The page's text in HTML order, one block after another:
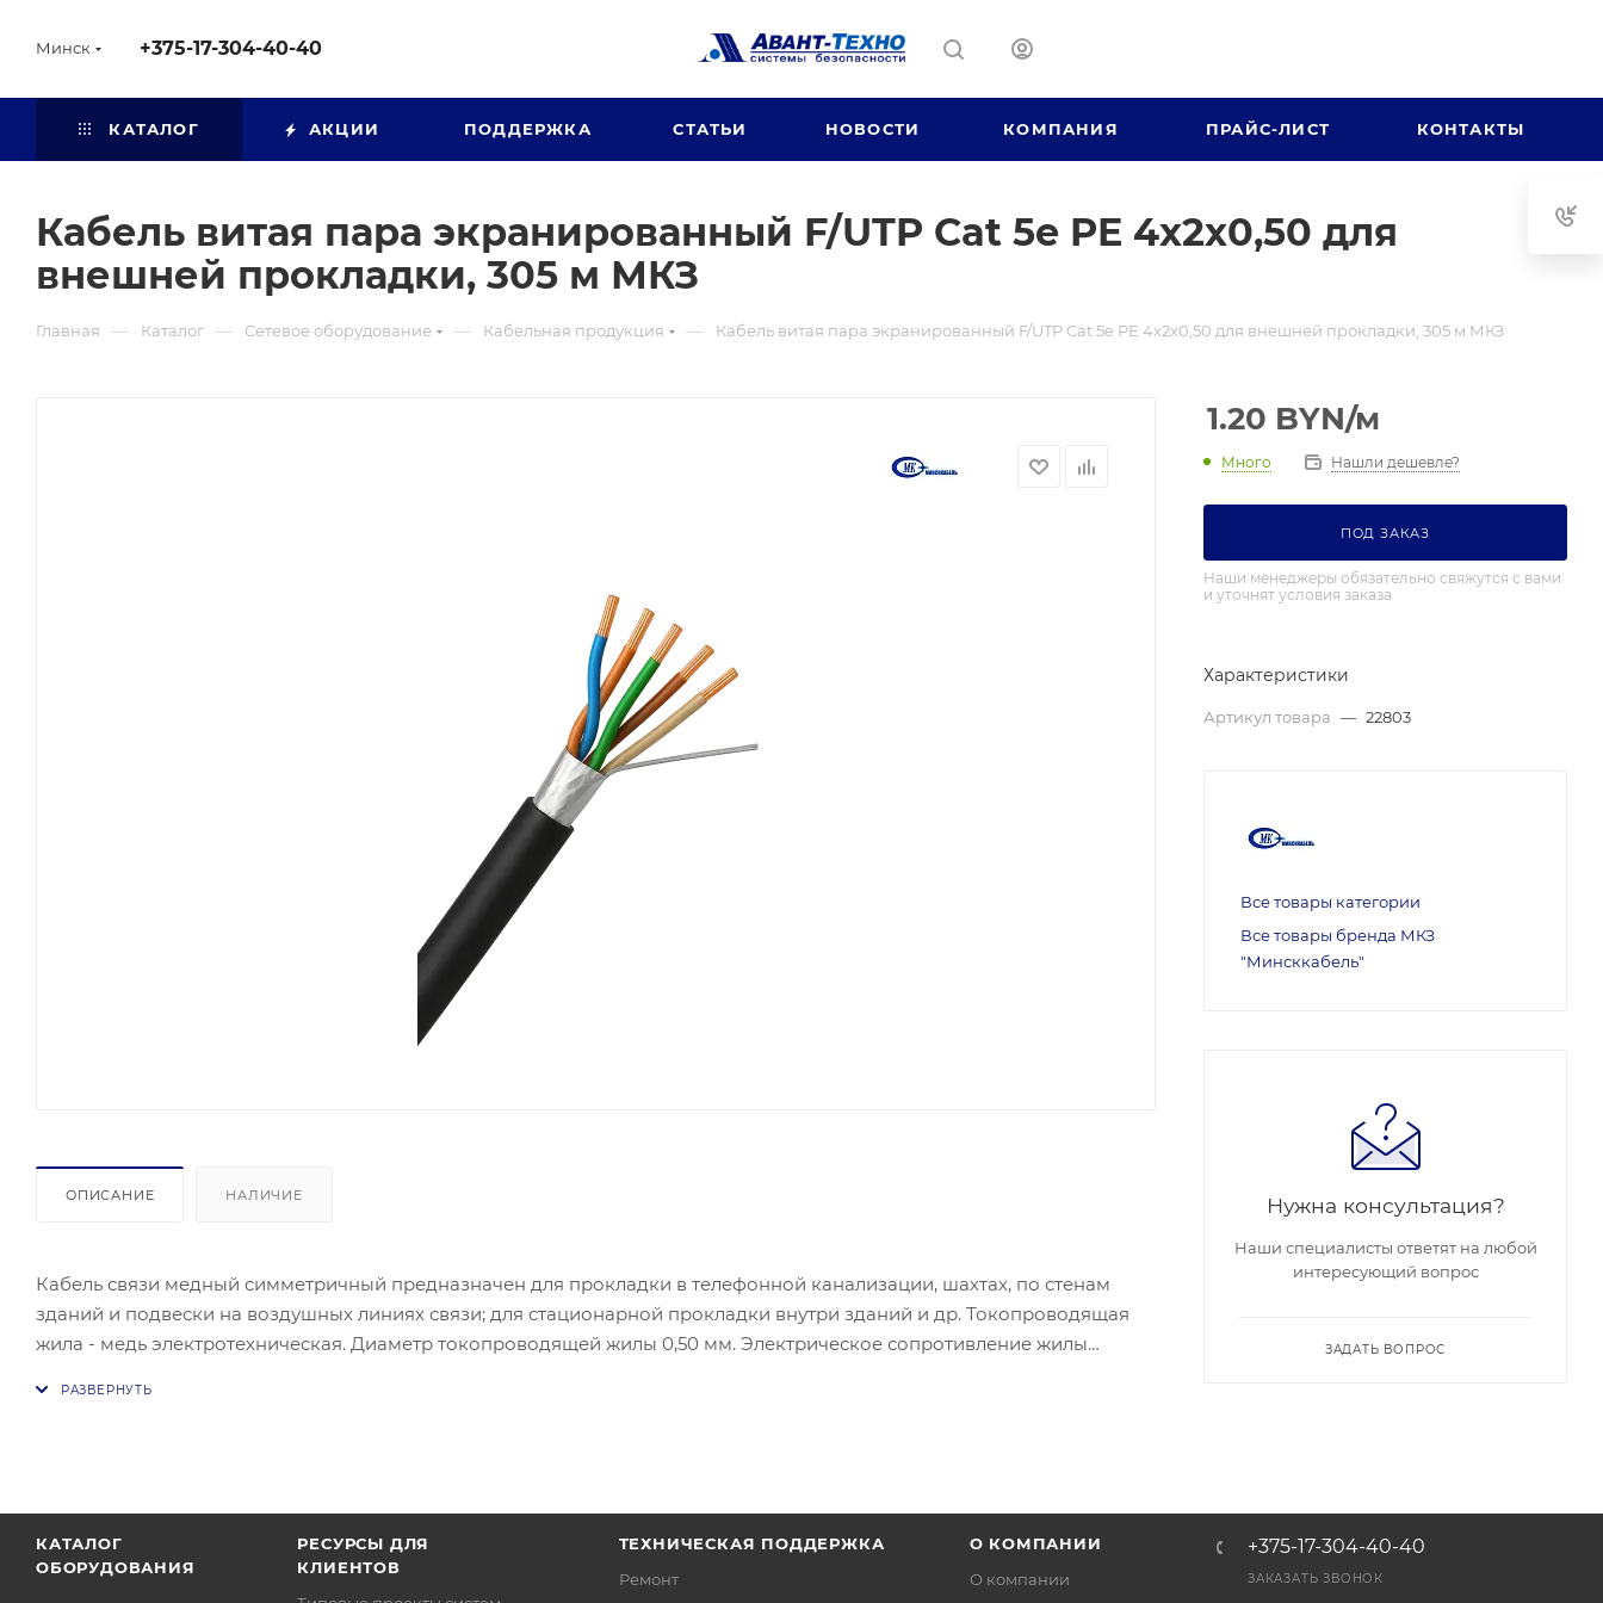
Минск +375-17-304-40-40
КАТАЛОГ АКЦИИ ПОДДЕРЖКА СТАТЬИ НОВОСТИ КОМПАНИЯ ПРАЙС-ЛИСТ КОНТАКТЫ
Кабель витая пара экранированный F/UTP Cat 5e PE 4х2х0,50 для
внешней прокладки, 305 м МКЗ
Главная — Каталог — Сетевое оборудование — Кабельная продукция — Кабель витая пара экранированный F/UTP Cat 5e PE 4х2х0,50 для внешней прокладки, 305 м МКЗ
ОПИСАНИЕ НАЛИЧИЕ
Кабель связи медный симметричный предназначен для прокладки в телефонной канализации, шахтах, по стенам
зданий и подвески на воздушных линиях связи; для стационарной прокладки внутри зданий и др. Токопроводящая
жила - медь электротехническая. Диаметр токопроводящей жилы 0,50 мм. Электрическое сопротивление жилы
1.20 BYN/м
Много Нашли дешевле?
ПОД ЗАКАЗ
Наши менеджеры обязательно свяжутся с вами
и уточнят условия заказа
Характеристики
Артикул товара — 22803
Все товары категории
Все товары бренда МКЗ
"Минсккабель"
Нужна консультация?
Наши специалисты ответят на любой
интересующий вопрос
ЗАДАТЬ ВОПРОС
КАТАЛОГ
ОБОРУДОВАНИЯ
РЕСУРСЫ ДЛЯ
КЛИЕНТОВ
ТЕХНИЧЕСКАЯ ПОДДЕРЖКА
Ремонт
О КОМПАНИИ
О компании
+375-17-304-40-40
ЗАКАЗАТЬ ЗВОНОК